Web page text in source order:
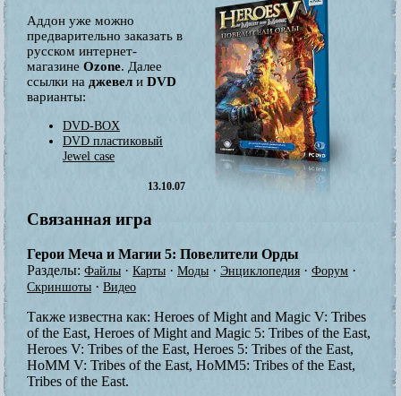
Аддон уже можно
предварительно заказать в
русском интернет-
магазине Ozone. Далее
ссылки на джевел и DVD
варианты:
DVD-BOX
DVD пластиковый
Jewel case
13.10.07
Связанная игра
Герои Меча и Магии 5: Повелители Орды
Разделы: Файлы · Карты · Моды · Энциклопедия · Форум ·
Скриншоты · Видео
Также известна как: Heroes of Might and Magic V: Tribes
of the East, Heroes of Might and Magic 5: Tribes of the East,
Heroes V: Tribes of the East, Heroes 5: Tribes of the East,
HoMM V: Tribes of the East, HoMM5: Tribes of the East,
Tribes of the East.